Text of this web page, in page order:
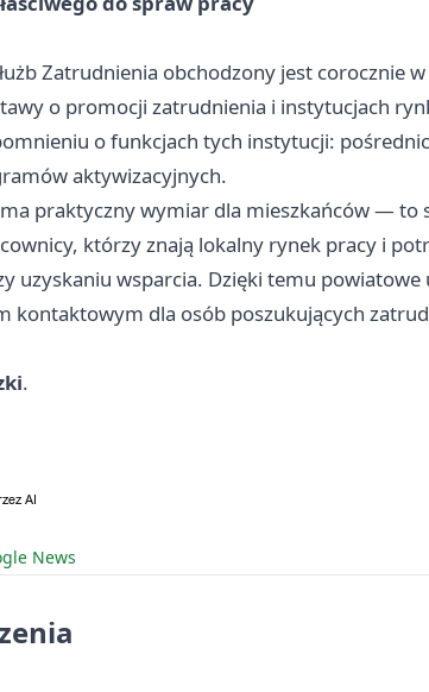
Zatrudnienia obchodzony jest corocznie w
o promocji zatrudnienia i instytucjach
o funkcjach tych instytucji:
aktywizacyjnych.
praktyczny wymiar dla mieszkańców — to
którzy znają lokalny rynek pracy i
uzyskaniu wsparcia. Dzięki temu
kontaktowym dla osób poszukujących
.
News